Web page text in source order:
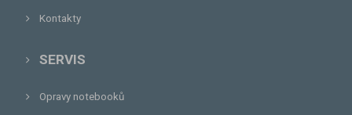
Kontakty
SERVIS
Opravy notebooků